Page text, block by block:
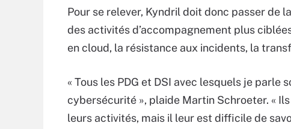
Pour se relever, Kyndril doit donc passer de
des activités d’accompagnement plus
en cloud, la résistance aux incidents, la
« Tous les PDG et DSI avec lesquels je
cybersécurité », plaide Martin Schroeter. «
leurs activités, mais il leur est difficile de